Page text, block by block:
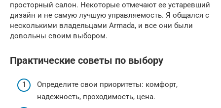
просторный салон. Некоторые отмечают ее устаревший
дизайн и не самую лучшую управляемость. Я общался с
несколькими владельцами Armada, и все они были
довольны своим выбором.
Практические советы по выбору
Определите свои приоритеты: комфорт,
надежность, проходимость, цена.